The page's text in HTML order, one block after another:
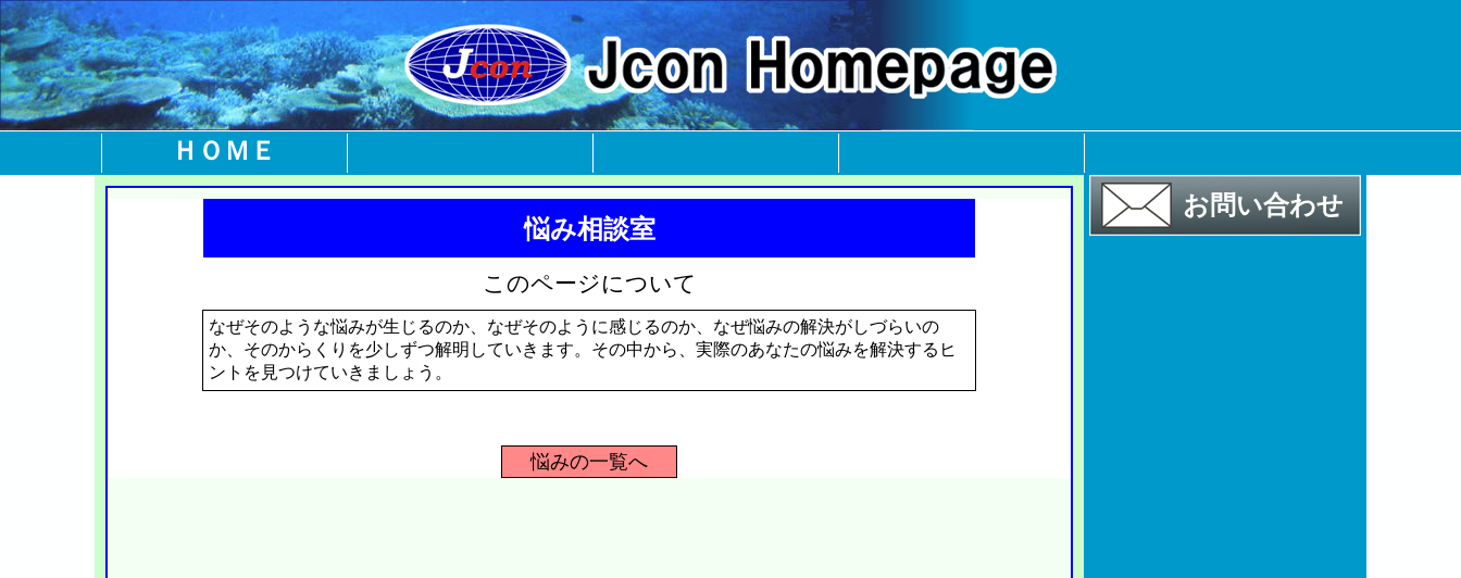
ＨＯＭＥ
悩み相談室
このページについて
なぜそのような悩みが生じるのか、なぜそのように感じるのか、なぜ悩みの解決がしづらいの
か、そのからくりを少しずつ解明していきます。その中から、実際のあなたの悩みを解決するヒ
ントを見つけていきましょう。
悩みの一覧へ
お問い合わせ